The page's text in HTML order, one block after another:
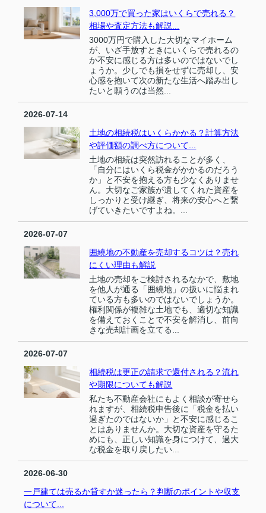
3,000万で買った家はいくらで売れる？
相場や査定方法も解説...
3000万円で購入した大切なマイホーム
が、いざ手放すときにいくらで売れるの
か不安に感じる方は多いのではないでし
ょうか。少しでも損をせずに売却し、安
心感を抱いて次の新たな生活へ踏み出し
たいと願うのは当然...
2026-07-14
土地の相続税はいくらかかる？計算方法
や評価額の調べ方について...
土地の相続は突然訪れることが多く、
「自分にはいくら税金がかかるのだろう
か」と不安を抱える方も少なくありませ
ん。大切なご家族が遺してくれた資産を
しっかりと受け継ぎ、将来の安心へと繋
げていきたいですよね。...
2026-07-07
囲繞地の不動産を売却するコツは？売れ
にくい理由も解説
土地の売却をご検討されるなかで、敷地
を他人が通る「囲繞地」の扱いに悩まれ
ている方も多いのではないでしょうか。
権利関係が複雑な土地でも、適切な知識
を備えておくことで不安を解消し、前向
きな売却計画を立てる...
2026-07-07
相続税は更正の請求で還付される？流れ
や期限についても解説
私たち不動産会社にもよく相談が寄せら
れますが、相続税申告後に「税金を払い
過ぎたのではないか」と不安に感じるこ
とはありませんか。大切な資産を守るた
めにも、正しい知識を身につけて、過大
な税金を取り戻したい...
2026-06-30
一戸建ては売るか貸すか迷ったら？判断のポイントや収支
について...